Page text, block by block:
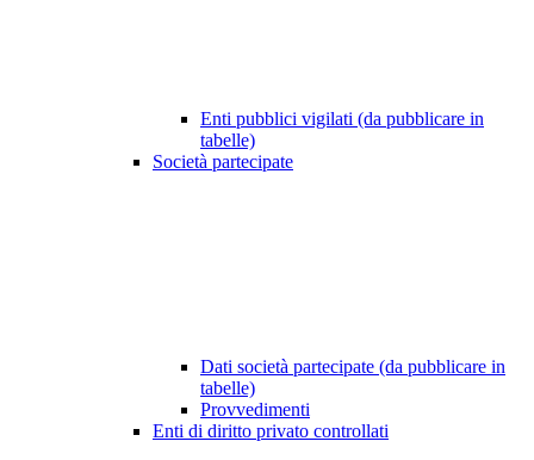
Enti pubblici vigilati (da pubblicare in
tabelle)
Società partecipate
Dati società partecipate (da pubblicare in
tabelle)
Provvedimenti
Enti di diritto privato controllati